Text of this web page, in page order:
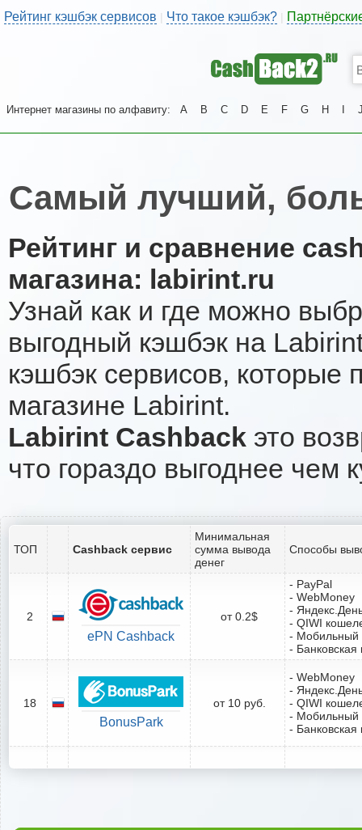
Рейтинг кэшбэк сервисов | Что такое кэшбэк?
Интернет магазины по алфавиту: A B C D E F G H
Самый лучший,
Рейтинг и сравнение
магазина: labirint.ru
Узнай как и где можно
выгодный кэшбэк на
кэшбэк сервисов, которые
магазине Labirint.
Labirint Cashback это
что гораздо выгоднее чем
ТОП Cashback сервис
Минимальная
сумма вывода
денег
Способы
2
ePN Cashback
от 0.2$
- PayPal
- WebMoney
-
- QIWI
- Мобильный
- Банковская
18
BonusPark
от 10 руб.
- WebMoney
-
- QIWI
- Мобильный
- Банковская